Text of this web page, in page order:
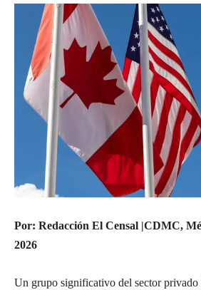
Por: Redacción El Censal |CDMC,
2026
Un grupo significativo del sector privado